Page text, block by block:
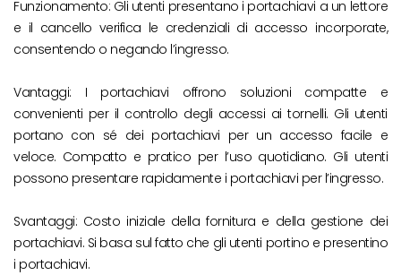
Funzionamento: Gli utenti presentano i portachiavi a un lettore
e il cancello verifica le credenziali di accesso incorporate,
consentendo o negando l’ingresso.
Vantaggi: I portachiavi offrono soluzioni compatte e
convenienti per il controllo degli accessi ai tornelli. Gli utenti
portano con sé dei portachiavi per un accesso facile e
veloce. Compatto e pratico per l’uso quotidiano. Gli utenti
possono presentare rapidamente i portachiavi per l’ingresso.
Svantaggi: Costo iniziale della fornitura e della gestione dei
portachiavi. Si basa sul fatto che gli utenti portino e presentino
i portachiavi.